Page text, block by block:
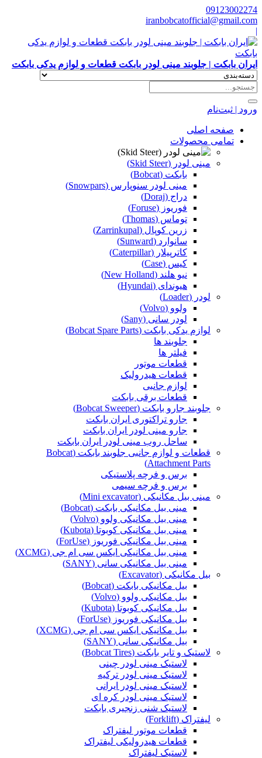
09123002274
iranbobcatofficial@gmail.com
|
ایران بابکت | جلوبند مینی لودر بابکت قطعات و لوازم یدکی بابکت
ورود | ثبت‌نام
صفحه اصلی
تمامی محصولات
مینی لودر (Skid Steer)
بابکت (Bobcat)
مینی لودر سنوپارس (Snowpars)
دراج (Doraj)
فوریوز (Foruse)
توماس (Thomas)
زرین کوپال (Zarrinkupal)
سانوارد (Sunward)
کاترپیلار (Caterpillar)
کیس (Case)
نیو هلند (New Holland)
هیوندای (Hyundai)
لودر (Loader)
ولوو (Volvo)
لودر سانی (Sany)
لوازم یدکی بابکت (Bobcat Spare Parts)
جلوبند ها
فیلتر ها
قطعات موتور
قطعات هیدرولیک
لوازم جانبی
قطعات برقی بابکت
جلوبند جارو بابکت (Bobcat Sweeper)
جارو تراکتوری ایران بابکت
جارو مینی لودر ایران بابکت
ساحل روب مینی لودر ایران بابکت
قطعات و لوازم جانبی جلوبند بابکت (Bobcat
Attachment Parts)
برس و فرچه پلاستیکی
برس و فرچه سیمی
مینی بیل مکانیکی (Mini excavator)
مینی بیل مکانیکی بابکت (Bobcat)
مینی بیل مکانیکی ولوو (Volvo)
مینی بیل مکانیکی کوبوتا (Kubota)
مینی بیل مکانیکی فوریوز (ForUse)
مینی بیل مکانیکی ایکس سی ام جی (XCMG)
مینی بیل مکانیکی سانی (SANY)
بیل مکانیکی (Excavator)
بیل مکانیکی بابکت (Bobcat)
بیل مکانیکی ولوو (Volvo)
بیل مکانیکی کوبوتا (Kubota)
بیل مکانیکی فوریوز (ForUse)
بیل مکانیکی ایکس سی ام جی (XCMG)
بیل مکانیکی سانی (SANY)
لاستیک و تایر بابکت (Bobcat Tires)
لاستیک مینی لودر چینی
لاستیک مینی لودر ترکیه
لاستیک مینی لودر ایرانی
لاستیک مینی لودر کره ای
لاستیک شنی زنجیری بابکت
لیفتراک (Forklift)
قطعات موتور لیفتراک
قطعات هیدرولیکی لیفتراک
لاستیک لیفتراک